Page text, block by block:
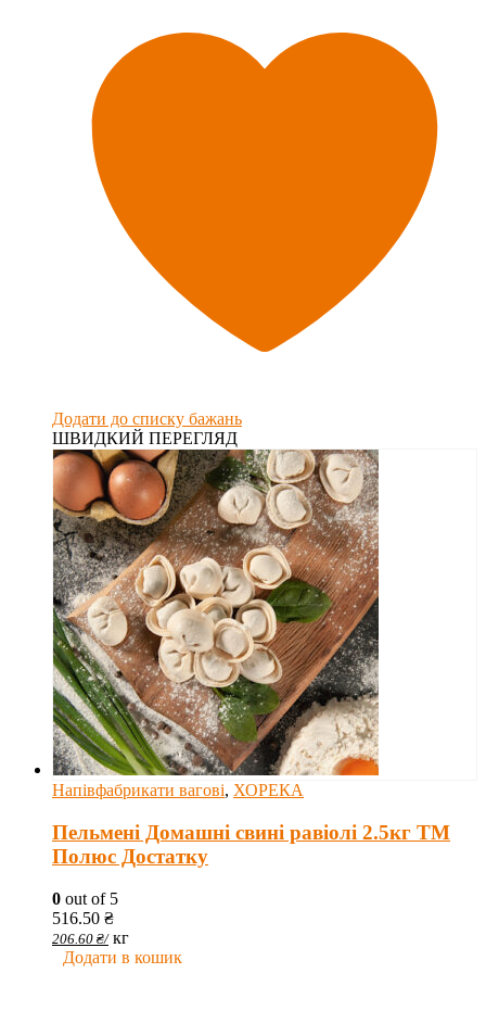
Додати до списку бажань
ШВИДКИЙ ПЕРЕГЛЯД
Напівфабрикати вагові, ХОРЕКА
Пельмені Домашні свині равіолі 2.5кг ТМ
Полюс Достатку
0 out of 5
516.50 ₴
206.60 ₴/ кг
Додати в кошик